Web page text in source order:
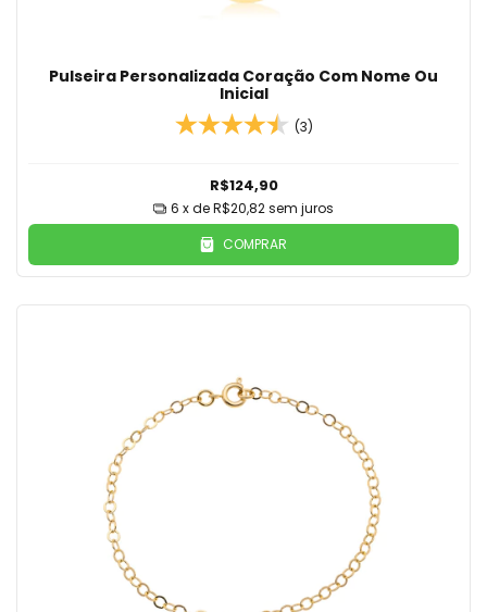
Pulseira Personalizada Coração Com Nome Ou
Inicial
(3)
R$124,90
6 x deR$20,82sem juros
COMPRAR